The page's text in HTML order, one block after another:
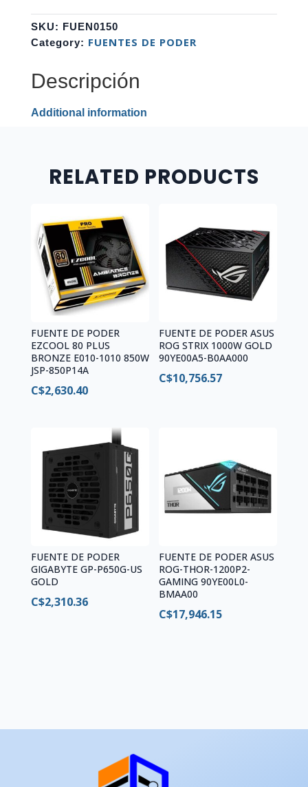
PODER
AZZA
PSU550W
80+
BRONZE
PSAZ-
SKU: FUEN0150
Category: FUENTES DE PODER
Descripción
Additional information
RELATED PRODUCTS
FUENTE DE PODER
EZCOOL 80 PLUS
BRONZE E010-1010 850W
JSP-850P14A
C$2,630.40
FUENTE DE PODER ASUS
ROG STRIX 1000W GOLD
90YE00A5-B0AA000
C$10,756.57
FUENTE DE PODER
GIGABYTE GP-P650G-US
GOLD
C$2,310.36
FUENTE DE PODER ASUS
ROG-THOR-1200P2-
GAMING 90YE00L0-
BMAA00
C$17,946.15